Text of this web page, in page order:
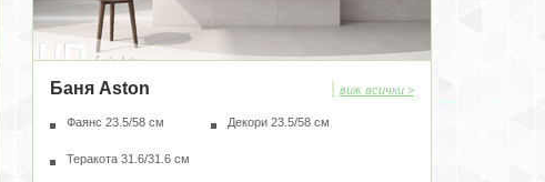
Баня Aston виж всички >
Фаянс 23.5/58 см Декори 23.5/58 см
Теракота 31.6/31.6 см